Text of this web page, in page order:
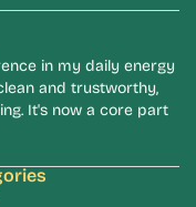
in my daily energy
and trustworthy,
It's now a core part